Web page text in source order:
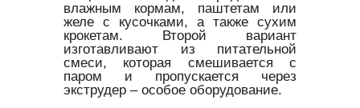
влажным кормам, паштетам или
желе с кусочками, а также сухим
крокетам. Второй вариант
изготавливают из питательной
смеси, которая смешивается с
паром и пропускается через
экструдер – особое оборудование.